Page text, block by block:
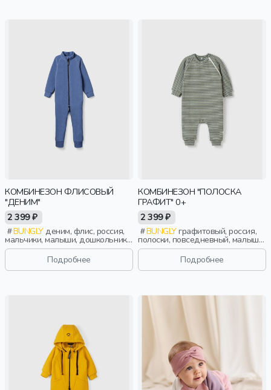
КОМБИНЕЗОН ФЛИСОВЫЙ
"ДЕНИМ"
2 399 ₽
BUNGLYденим, флис, россия,
мальчики, малыши, дошкольники,
дети
Подробнее
КОМБИНЕЗОН "ПОЛОСКА
ГРАФИТ" 0+
2 399 ₽
BUNGLYграфитовый, россия,
полоски, повседневный, малыши,
дети
Подробнее